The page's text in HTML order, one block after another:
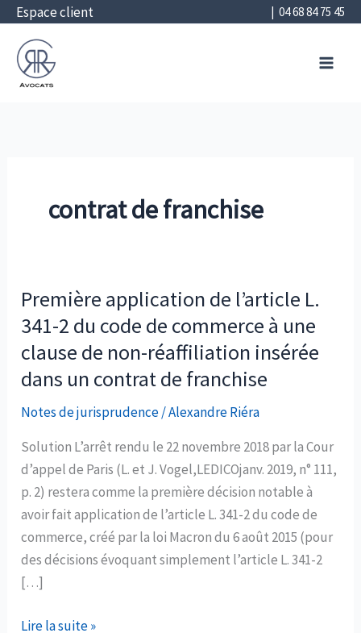
Aller
contenu
Espace client | 04 68 84 75 45
contrat de franchise
Première application de l’article L.
341-2 du code de commerce à une
clause de non-réaffiliation insérée
dans un contrat de franchise
Notes de jurisprudence/Alexandre Riéra
Solution L’arrêt rendu le 22 novembre 2018 par la Cour
d’appel de Paris (L. et J. Vogel,LEDICOjanv. 2019, n° 111,
p. 2) restera comme la première décision notable à
avoir fait application de l’article L. 341-2 du code de
commerce, créé par la loi Macron du 6 août 2015 (pour
des décisions évoquant simplement l’article L. 341-2
[…]
Première
Lire la suite »